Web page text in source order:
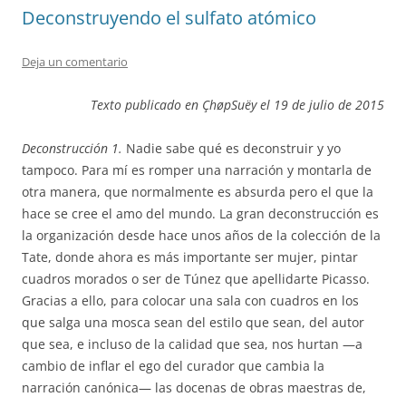
Deconstruyendo el sulfato atómico
Deja un comentario
Texto publicado en ÇhøpSuëy el 19 de julio de 2015
Deconstrucción 1. Nadie sabe qué es deconstruir y yo
tampoco. Para mí es romper una narración y montarla de
otra manera, que normalmente es absurda pero el que la
hace se cree el amo del mundo. La gran deconstrucción es
la organización desde hace unos años de la colección de la
Tate, donde ahora es más importante ser mujer, pintar
cuadros morados o ser de Túnez que apellidarte Picasso.
Gracias a ello, para colocar una sala con cuadros en los
que salga una mosca sean del estilo que sean, del autor
que sea, e incluso de la calidad que sea, nos hurtan —a
cambio de inflar el ego del curador que cambia la
narración canónica— las docenas de obras maestras de,